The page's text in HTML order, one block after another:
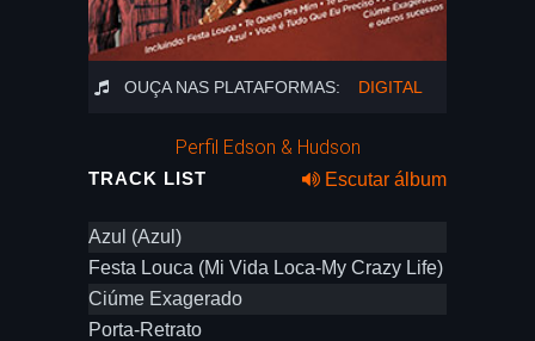
OUÇA NAS PLATAFORMAS: DIGITAL
Perfil Edson & Hudson
TRACK LIST Escutar álbum
Azul (Azul)
Festa Louca (Mi Vida Loca-My Crazy Life)
Ciúme Exagerado
Porta-Retrato